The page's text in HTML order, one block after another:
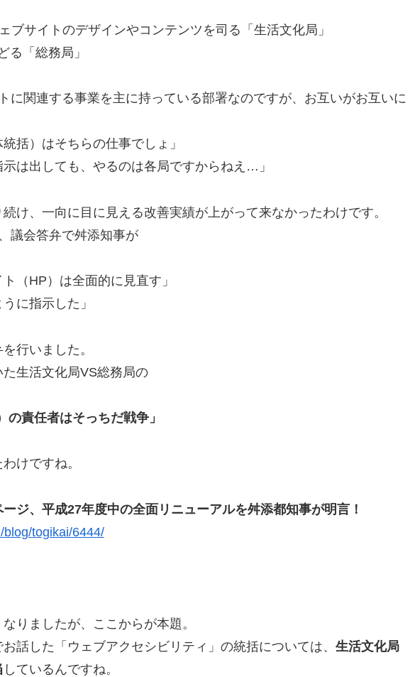
ブサイトのデザインやコンテンツを司る「生活文化局」
る「総務局」
に関連する事業を主に持っている部署なのですが、お互いがお互いに
括）はそちらの仕事でしょ」
示は出しても、やるのは各局ですからねえ…」
け、一向に目に見える改善実績が上がって来なかったわけです。
議会答弁で舛添知事が
（HP）は全面的に見直す」
に指示した」
行いました。
生活文化局VS総務局の
の責任者はそっちだ戦争」
けですね。
ジ、平成27年度中の全面リニューアルを舛添都知事が明言！
togikai/6444/
りましたが、ここからが本題。
話した「ウェブアクセシビリティ」の統括については、 生活文化局
しているんですね。